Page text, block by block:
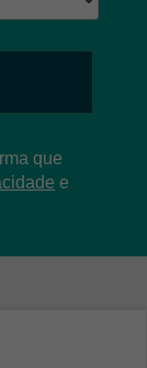
que
e